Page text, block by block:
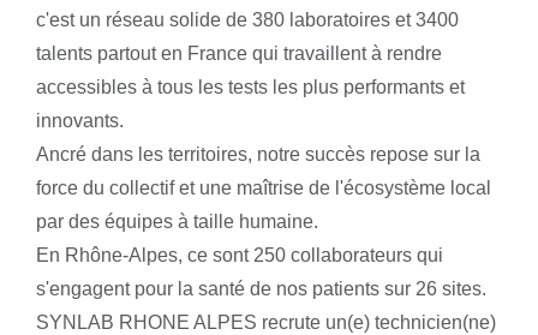
c'est un réseau solide de 380 laboratoires et 3400
talents partout en France qui travaillent à rendre
accessibles à tous les tests les plus performants et
innovants.
Ancré dans les territoires, notre succès repose sur la
force du collectif et une maîtrise de l'écosystème local
par des équipes à taille humaine.
En Rhône-Alpes, ce sont 250 collaborateurs qui
s'engagent pour la santé de nos patients sur 26 sites.
SYNLAB RHONE ALPES recrute un(e) technicien(ne)